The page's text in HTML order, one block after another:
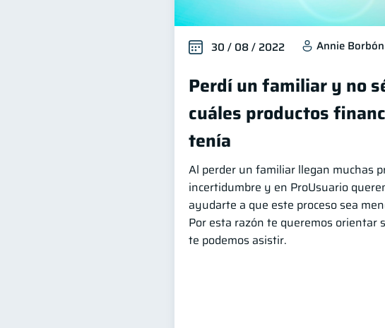
30 / 08 / 2022 Annie Borbón
Perdí un familiar y no
cuáles productos
tenía
Al perder un familiar llegan muchas
incertidumbre y en ProUsuario
ayudarte a que este proceso sea
Por esta razón te queremos orientar
te podemos asistir.